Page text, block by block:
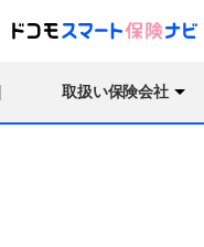
取扱い保険会社